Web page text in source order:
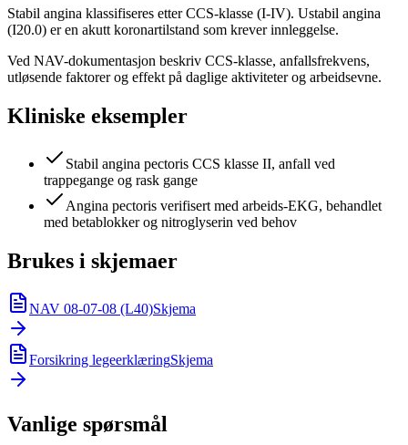
Stabil angina klassifiseres etter CCS-klasse (I-IV). Ustabil angina
(I20.0) er en akutt koronartilstand som krever innleggelse.
Ved NAV-dokumentasjon beskriv CCS-klasse, anfallsfrekvens,
utløsende faktorer og effekt på daglige aktiviteter og arbeidsevne.
Kliniske eksempler
Stabil angina pectoris CCS klasse II, anfall ved
trappegange og rask gange
Angina pectoris verifisert med arbeids-EKG, behandlet
med betablokker og nitroglyserin ved behov
Brukes i skjemaer
NAV 08-07-08 (L40)Skjema
Forsikring legeerklæringSkjema
Vanlige spørsmål